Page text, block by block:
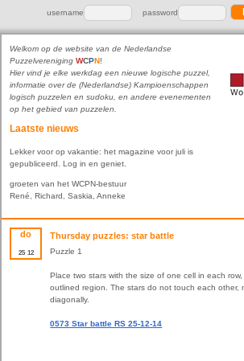
username password
Welkom op de website van de Nederlandse
Puzzelvereniging WCPN!
Hier vind je elke werkdag een nieuwe logische puzzel,
informatie over de (Nederlandse) Kampioenschappen
logisch puzzelen en sudoku, en andere evenementen
op het gebied van puzzelen.
Laatste nieuws
Lekker voor op vakantie: het magazine voor juli is
gepubliceerd. Log in en geniet.
groeten van het WCPN-bestuur
René, Richard, Saskia, Anneke
do
25 12
Thursday puzzles: star battle
Puzzle 1
Place two stars with the size of one cell in each
outlined region. The stars do not touch each other,
diagonally.
0573 Star battle RS 25-12-14